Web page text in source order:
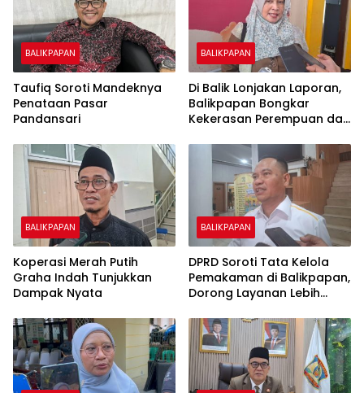
BALIKPAPAN
Taufiq Soroti Mandeknya
Penataan Pasar
Pandansari
BALIKPAPAN
Di Balik Lonjakan Laporan,
Balikpapan Bongkar
Kekerasan Perempuan dan
BALIKPAPAN
Koperasi Merah Putih
Graha Indah Tunjukkan
Dampak Nyata
BALIKPAPAN
DPRD Soroti Tata Kelola
Pemakaman di Balikpapan,
Dorong Layanan Lebih
Biaya Warga